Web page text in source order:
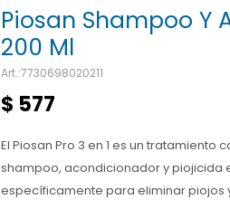
Piosan Shampoo Y
200 Ml
7730698020211
$ 577
El Piosan Pro 3 en 1 es un tratamiento
shampoo, acondicionador y piojicida
específicamente para eliminar piojos